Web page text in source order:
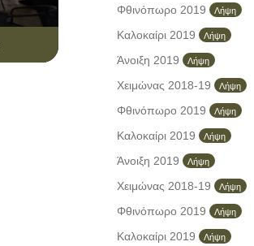
Φθινόπωρο 2019 Λήψη
Καλοκαίρι 2019 Λήψη
Άνοιξη 2019 Λήψη
Χειμώνας 2018-19 Λήψη
Φθινόπωρο 2019 Λήψη
Καλοκαίρι 2019 Λήψη
Άνοιξη 2019 Λήψη
Χειμώνας 2018-19 Λήψη
Φθινόπωρο 2019 Λήψη
Καλοκαίρι 2019 Λήψη